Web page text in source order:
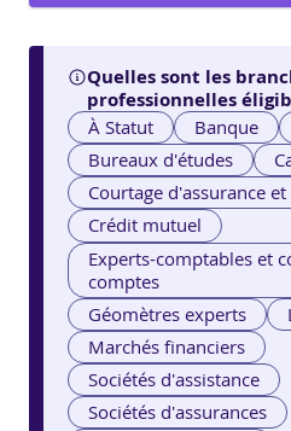
Quelles sont les
professionnelles
À Statut Banque
Bureaux d'études
Courtage d'assurance
Crédit mutuel
Experts-comptables et
comptes
Géomètres experts
Marchés financiers
Sociétés d'assistance
Sociétés d'assurances